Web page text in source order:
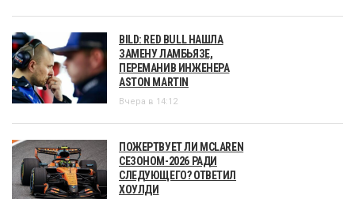
BILD: RED BULL НАШЛА
ЗАМЕНУ ЛАМБЬЯЗЕ,
ПЕРЕМАНИВ ИНЖЕНЕРА
ASTON MARTIN
Вчера в 14:12
ПОЖЕРТВУЕТ ЛИ MCLAREN
СЕЗОНОМ-2026 РАДИ
СЛЕДУЮЩЕГО? ОТВЕТИЛ
ХОУЛДИ